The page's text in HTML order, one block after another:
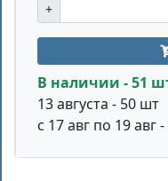
+
В наличии - 51
13 августа - 50 шт
с 17 авг по 19 авг